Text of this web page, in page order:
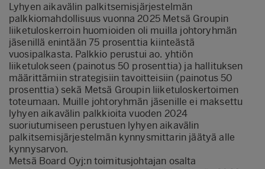
Lyhyen aikavälin palkitsemisjärjestelmän
palkkiomahdollisuus vuonna 2025 Metsä Groupin
liiketuloskerroin huomioiden oli muilla johtoryhmän
jäsenillä enintään 75 prosenttia kiinteästä
vuosipalkasta. Palkkio perustui ao. yhtiön
liiketulokseen (painotus 50 prosenttia) ja hallituksen
määrittämiin strategisiin tavoitteisiin (painotus 50
prosenttia) sekä Metsä Groupin liiketuloskertoimen
toteumaan. Muille johtoryhmän jäsenille ei maksettu
lyhyen aikavälin palkkioita vuoden 2024
suoriutumiseen perustuen lyhyen aikavälin
palkitsemisjärjestelmän kynnysmittarin jäätyä alle
kynnysarvon.
Metsä Board Oyj:n toimitusjohtajan osalta